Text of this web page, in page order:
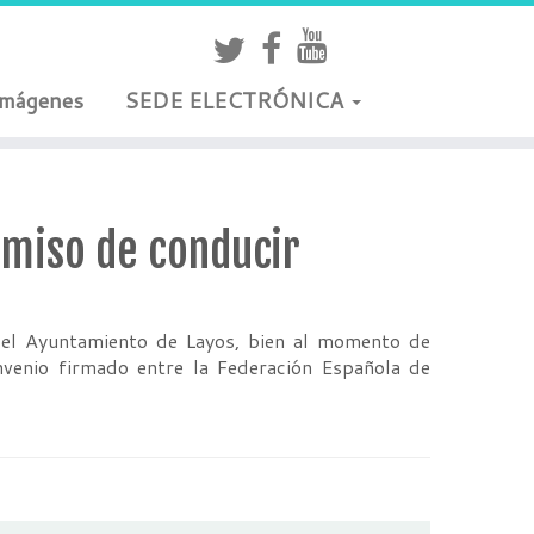
SEDE ELECTRÓNICA
de conducir
Ayuntamiento de Layos, bien al momento de
firmado entre la Federación Española de